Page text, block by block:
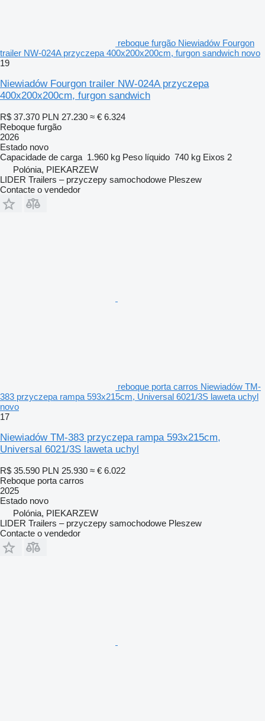
reboque furgão Niewiadów Fourgon
trailer NW-024A przyczepa 400x200x200cm, furgon sandwich novo
19
Niewiadów Fourgon trailer NW-024A przyczepa
400x200x200cm, furgon sandwich
R$ 37.370 PLN 27.230 ≈ € 6.324
Reboque furgão
2026
Estado novo
Capacidade de carga 1.960 kg Peso líquido 740 kg Eixos 2
Polónia, PIEKARZEW
LIDER Trailers – przyczepy samochodowe Pleszew
Contacte o vendedor
reboque porta carros Niewiadów TM-
383 przyczepa rampa 593x215cm, Universal 6021/3S laweta uchyl
novo
17
Niewiadów TM-383 przyczepa rampa 593x215cm,
Universal 6021/3S laweta uchyl
R$ 35.590 PLN 25.930 ≈ € 6.022
Reboque porta carros
2025
Estado novo
Polónia, PIEKARZEW
LIDER Trailers – przyczepy samochodowe Pleszew
Contacte o vendedor